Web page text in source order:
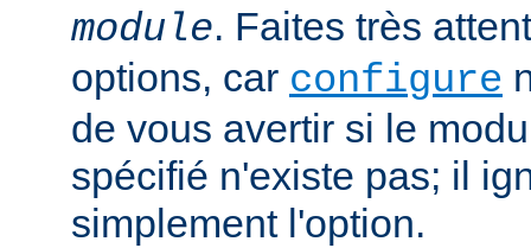
module. Faites très
options, car configure
de vous avertir si le
spécifié n'existe pas; il
simplement l'option.